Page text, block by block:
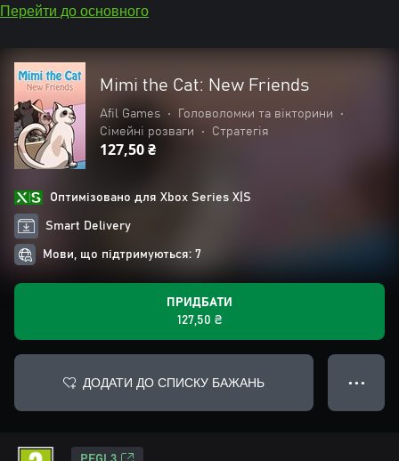
Перейти до основного
Mimi the Cat: New Friends
Afil Games • Головоломки та вікторини
•
Сімейні розваги
• Стратегія
127,50 ₴
Оптимізовано для Xbox Series X|S
Smart Delivery
Мови, що підтримуються: 7
ПРИДБАТИ
127,50 ₴
ДОДАТИ ДО СПИСКУ БАЖАНЬ ● ● ●